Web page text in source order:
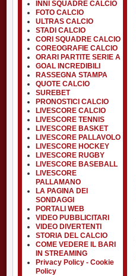
INNI SQUADRE CALCIO
FOTO CALCIO
ULTRAS CALCIO
STADI CALCIO
CORI SQUADRE CALCIO
COREOGRAFIE CALCIO
ORARI PARTITE SERIE A
GOAL INCREDIBILI
RASSEGNA STAMPA
QUOTE CALCIO
SUREBET
PRONOSTICI CALCIO
LIVESCORE CALCIO
LIVESCORE TENNIS
LIVESCORE BASKET
LIVESCORE PALLAVOLO
LIVESCORE HOCKEY
LIVESCORE RUGBY
LIVESCORE BASEBALL
LIVESCORE
PALLAMANO
LA PAGINA DEI
SONDAGGI
PORTALI WEB
VIDEO PUBBLICITARI
VIDEO DIVERTENTI
STORIA DEL CALCIO
COME VEDERE IL BARI
IN STREAMING
Privacy Policy - Cookie
Policy